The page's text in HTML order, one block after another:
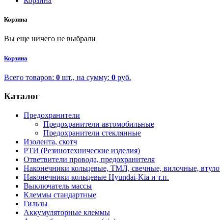
Корзина
Вы еще ничего не выбрали
Корзина
Всего товаров: 0 шт., на сумму: 0 руб.
Каталог
Предохранители
Предохранители автомобильные
Предохранители стеклянные
Изолента, скотч
РТИ (Резинотехнические изделия)
Ответвители провода, предохранителя
Наконечники кольцевые, ТМЛ, свечные, вилочные,
Наконечники кольцевые Hyundai-Kia и т.п.
Выключатель массы
Клеммы стандартные
Гильзы
Аккумуляторные клеммы